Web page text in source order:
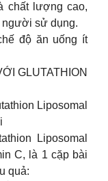
chất lượng cao,
người sử dụng.
độ ăn uống ít
GLUTATHION
Liposomal
Liposomal
C, là 1 cặp bài
quả: